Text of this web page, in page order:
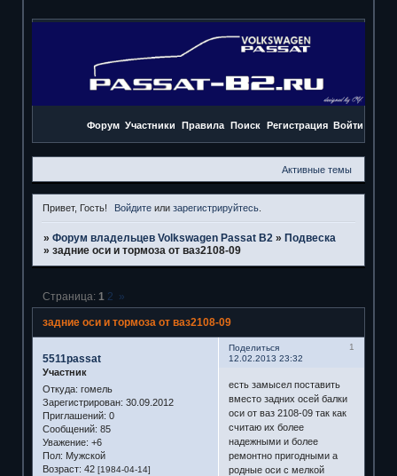
Форум Участники Правила Поиск Регистрация Войти
Активные темы
Привет, Гость! Войдите илизарегистрируйтесь
» Форум владельцев Volkswagen Passat B2 » Подвеска
» задние оси и тормоза от ваз2108-09
задние оси и тормоза от ваз2108-09
Страница: 1 2 »
Поделиться
1
12.02.2013 23:32
5511passat
Участник
Откуда: гомель
Зарегистрирован: 30.09.2012
Приглашений: 0
Сообщений: 85
Уважение: +6
Пол: Мужской
Возраст: 42 [1984-04-14]
есть замысел поставить
вместо задних осей балки
оси от ваз 2108-09 так как
считаю их более
надежными и более
ремонтно пригодными а
родные оси с мелкой